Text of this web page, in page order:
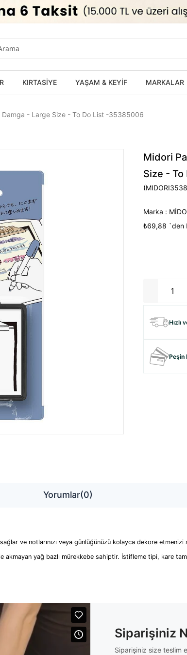
KIRTASİYE YAŞAM & KEYİF MARKALAR
- Large Size - To Do List -35385006
Midori
Size -
Marka :
₺69,88 `den
Hızlı
Peşin
Yorumlar(0)
ve notlarınızı veya günlüğünüzü kolayca dekore
akmayan yağ bazlı mürekkebe sahiptir. İstifleme tipi,
Siparişiniz
Siparişiniz size teslim